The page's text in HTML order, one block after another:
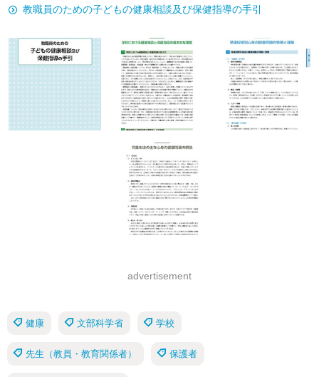
教職員のための子どもの健康相談及び保健指導の手引
advertisement
健康 文部科学省 学校
先生（教員・教育関係者） 保護者